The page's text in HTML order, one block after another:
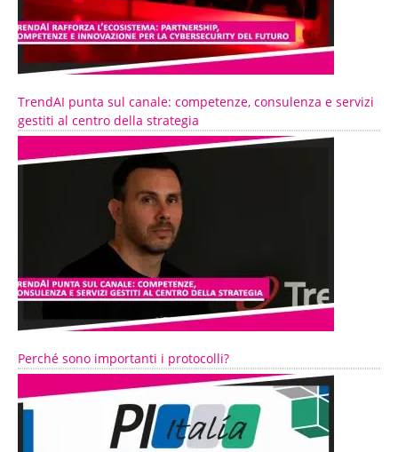
TrendAI punta sul canale: competenze, consulenza e servizi
gestiti al centro della strategia
Perché sono importanti i protocolli?